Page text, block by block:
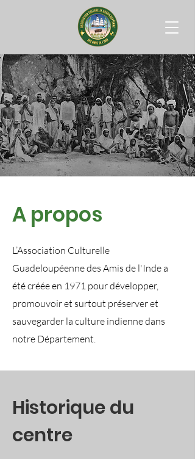
A propos
L’Association Culturelle
Guadeloupéenne des Amis de l'Inde a
été créée en 1971 pour développer,
promouvoir et surtout préserver et
sauvegarder la culture indienne dans
notre Département.
Historique du
centre